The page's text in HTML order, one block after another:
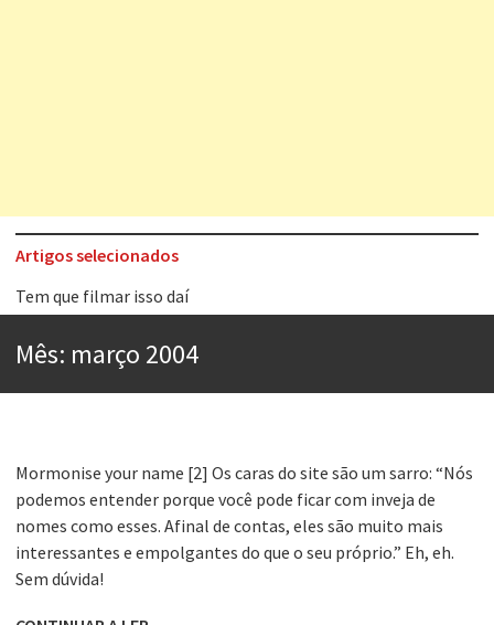
Artigos selecionados
Tem que filmar isso daí
Aprender a fracassar é o segredo do sucesso
Os causos de Jorge Luis Borges
Voto obrigatório é correto?
Se queres salvar o mundo, o veganismo não é a resposta
Mês: março 2004
Mormonise your name [2] Os caras do site são um sarro: “Nós
podemos entender porque você pode ficar com inveja de
nomes como esses. Afinal de contas, eles são muito mais
interessantes e empolgantes do que o seu próprio.” Eh, eh.
Sem dúvida!